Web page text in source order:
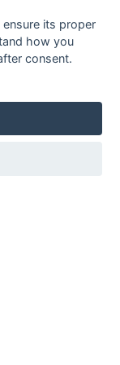
its proper
how you
consent.